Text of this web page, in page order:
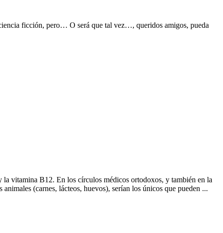
ficción, pero… O será que tal vez…, queridos amigos, pueda
vitamina B12. En los círculos médicos ortodoxos, y también en la
(carnes, lácteos, huevos), serían los únicos que pueden ...